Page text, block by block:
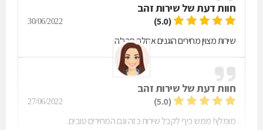
חוות דעת של שירות זהב
(5.0)
30/06/2022
שירות מצוין מחירים הוגנים אחלה חבר'ה
חוות דעת של שירות זהב
(5.0)
27/06/2022
מומלץ! ממש כיף לקבל שירות כזה וגם המחירים טובים.